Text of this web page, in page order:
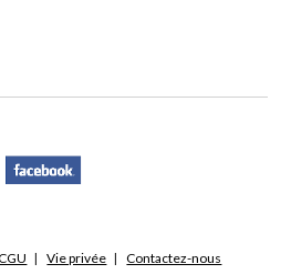
   |
Vie privée
   |
Contactez-nous